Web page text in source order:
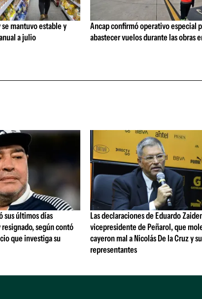
mantuvo estable y
a julio
Ancap confirmó operativo especial
abastecer vuelos durante las obras
sus últimos días
según contó
que investiga su
Las declaraciones de Eduardo
vicepresidente de Peñarol, que
cayeron mal a Nicolás De la Cruz y
representantes